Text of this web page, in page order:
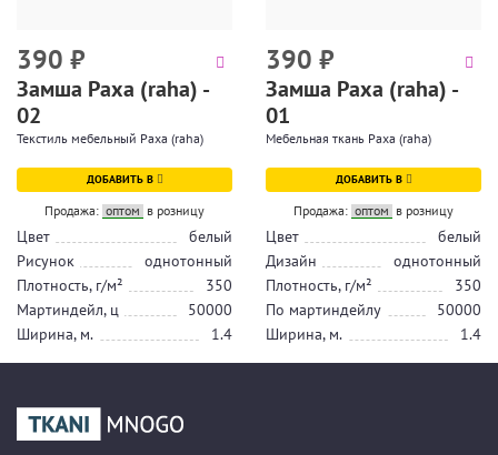
390 ₽
Замша Раха (raha) -
02
Текстиль мебельный Раха (raha)
ДОБАВИТЬ В
Продажа: оптом в розницу
Цвет
белый
Рисунок
однотонный
Плотность, г/м²
350
Мартиндейл, ц
50000
Ширина, м.
1.4
390 ₽
Замша Раха (raha) -
01
Мебельная ткань Раха (raha)
ДОБАВИТЬ В
Продажа: оптом в розницу
Цвет
белый
Дизайн
однотонный
Плотность, г/м²
350
По мартиндейлу
50000
Ширина, м.
1.4